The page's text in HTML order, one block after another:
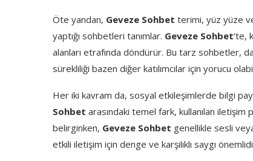
Öte yandan, Geveze Sohbet terimi, yüz yüze
yaptığı sohbetleri tanımlar. Geveze Sohbet‘te,
alanları etrafında döndürür. Bu tarz sohbetler,
sürekliliği bazen diğer katılımcılar için yorucu
Her iki kavram da, sosyal etkileşimlerde bilgi
Sohbet arasındaki temel fark, kullanılan iletişim
belirginken, Geveze Sohbet genellikle sesli
etkili iletişim için denge ve karşılıklı saygı